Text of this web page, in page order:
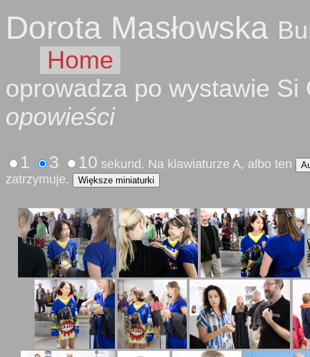
Dorota Masłowska
Home
oprowadza po wystawie
opowieści
1 3 10 sekund. Na klawiaturze A, albo ten
zatrzymuje. Większe miniaturki